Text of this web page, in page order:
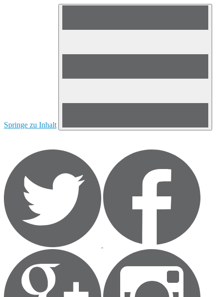
Springe zu Inhalt